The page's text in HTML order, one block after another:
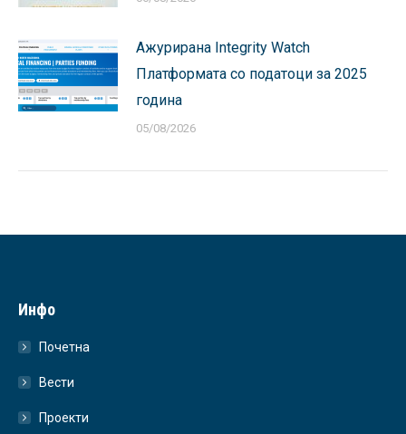
Ажурирана Integrity Watch
Платформата со податоци за 2025
година
05/08/2026
Инфо
Почетна
Вести
Проекти